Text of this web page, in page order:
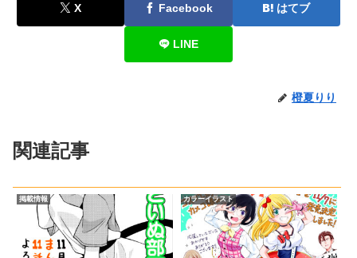
X Facebook はてブ
LINE
橙夏りり
関連記事
掲載情報 カラーイラスト